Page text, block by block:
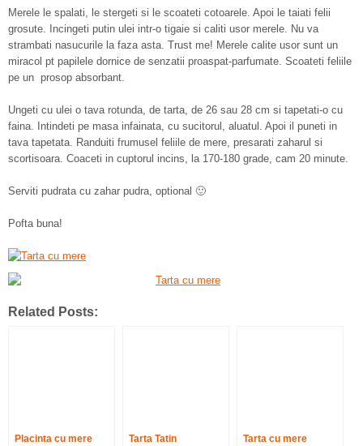
Merele le spalati, le stergeti si le scoateti cotoarele. Apoi le taiati felii
grosute. Incingeti putin ulei intr-o tigaie si caliti usor merele. Nu va
strambati nasucurile la faza asta. Trust me! Merele calite usor sunt un
miracol pt papilele dornice de senzatii proaspat-parfumate. Scoateti feliile
pe un prosop absorbant.
Ungeti cu ulei o tava rotunda, de tarta, de 26 sau 28 cm si tapetati-o cu
faina. Intindeti pe masa infainata, cu sucitorul, aluatul. Apoi il puneti in
tava tapetata. Randuiti frumusel feliile de mere, presarati zaharul si
scortisoara. Coaceti in cuptorul incins, la 170-180 grade, cam 20 minute.
Serviti pudrata cu zahar pudra, optional 🙂
Pofta buna!
Related Posts:
Placinta cu mere
Tarta Tatin
Tarta cu mere